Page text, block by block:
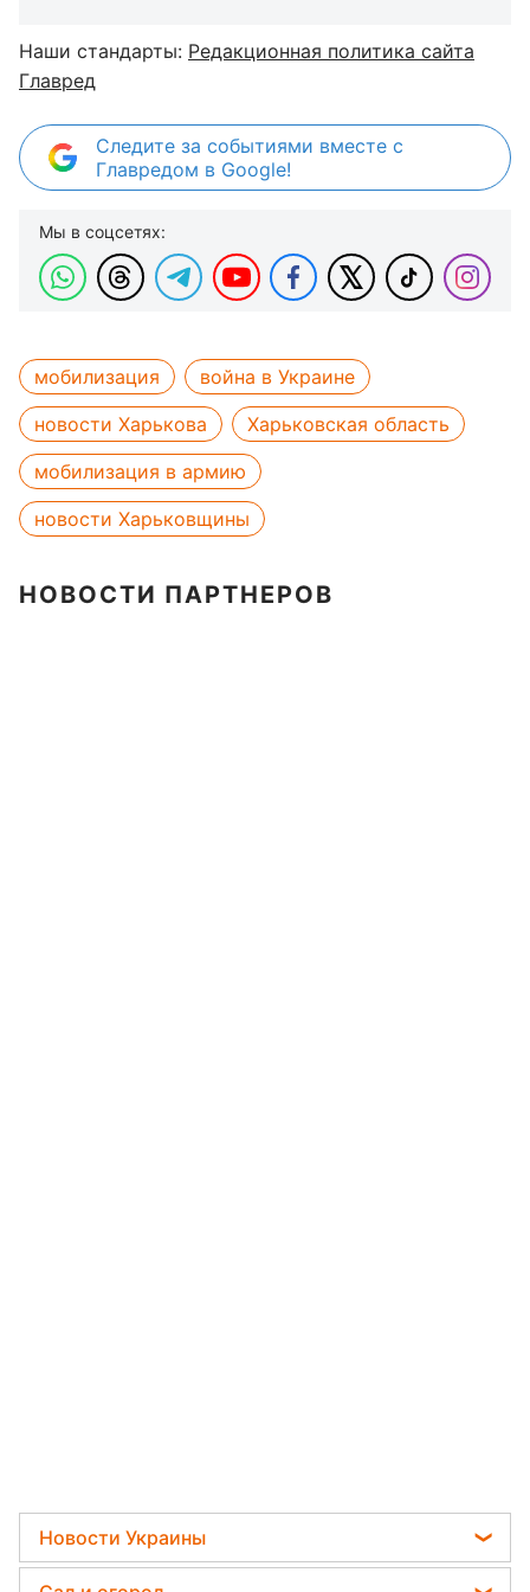
Наши стандарты: Редакционная политика сайта
Главред
Следите за событиями вместе с
Главредом в Google!
Мы в соцсетях:
мобилизация
война в Украине
новости Харькова
Харьковская область
мобилизация в армию
новости Харьковщины
НОВОСТИ ПАРТНЕРОВ
Новости Украины
Телеграм новости Украины